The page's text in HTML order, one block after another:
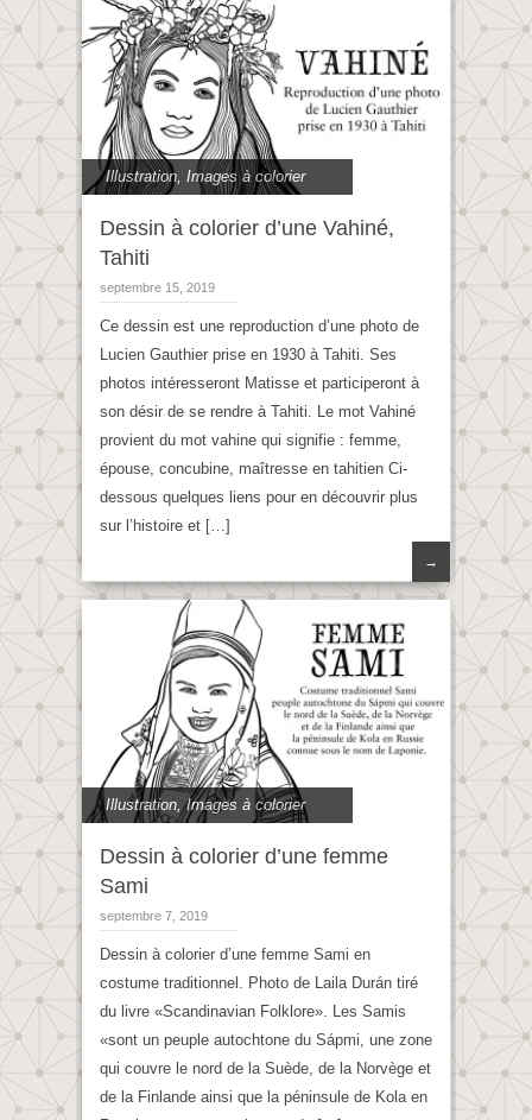
Illustration, Images à colorier
Dessin à colorier d’une Vahiné,
Tahiti
septembre 15, 2019
Ce dessin est une reproduction d’une photo de
Lucien Gauthier prise en 1930 à Tahiti. Ses
photos intéresseront Matisse et participeront à
son désir de se rendre à Tahiti. Le mot Vahiné
provient du mot vahine qui signifie : femme,
épouse, concubine, maîtresse en tahitien Ci-
dessous quelques liens pour en découvrir plus
sur l’histoire et […]
→
Illustration,Images à colorier
Dessin à colorier d’une femme
Sami
septembre 7, 2019
Dessin à colorier d’une femme Sami en
costume traditionnel. Photo de Laila Durán tiré
du livre «Scandinavian Folklore». Les Samis
«sont un peuple autochtone du Sápmi, une zone
qui couvre le nord de la Suède, de la Norvège et
de la Finlande ainsi que la péninsule de Kola en